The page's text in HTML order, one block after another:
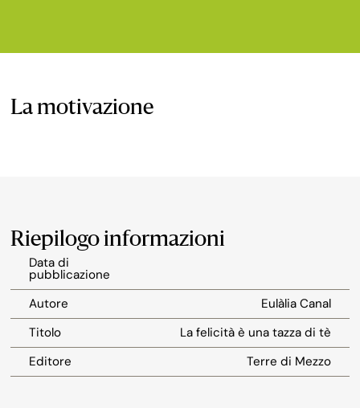
La motivazione
Riepilogo informazioni
Data di
pubblicazione
Autore
Eulàlia Canal
Titolo
La felicità è una tazza di tè
Editore
Terre di Mezzo